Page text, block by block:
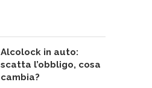
Alcolock in auto:
scatta l’obbligo, cosa
cambia?